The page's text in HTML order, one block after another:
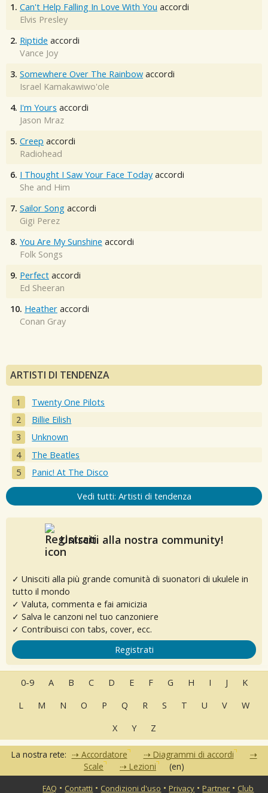
1. Can't Help Falling In Love With You accordi
Elvis Presley
2. Riptide accordi
Vance Joy
3. Somewhere Over The Rainbow accordi
Israel Kamakawiwo'ole
4. I'm Yours accordi
Jason Mraz
5. Creep accordi
Radiohead
6. I Thought I Saw Your Face Today accordi
She and Him
7. Sailor Song accordi
Gigi Perez
8. You Are My Sunshine accordi
Folk Songs
9. Perfect accordi
Ed Sheeran
10. Heather accordi
Conan Gray
ARTISTI DI TENDENZA
Twenty One Pilots
Billie Eilish
Unknown
The Beatles
Panic! At The Disco
Vedi tutti: Artisti di tendenza
Unisciti alla nostra community!
✓ Unisciti alla più grande comunità di suonatori di ukulele in
tutto il mondo
✓ Valuta, commenta e fai amicizia
✓ Salva le canzoni nel tuo canzoniere
✓ Contribuisci con tabs, cover, ecc.
Registrati
0-9 A B C D E F G H I J
K
L
M N O P Q R S T U V
W
X
Y Z
La nostra rete: Accordatore
Diagrammi di accordi
Scale
Lezioni (en)
FAQ • Contatti • Condizioni d'uso •Privacy •Partner • Club